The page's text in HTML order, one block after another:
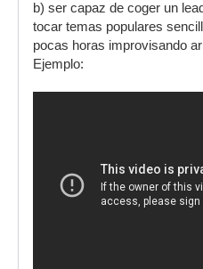
b) ser capaz de coger un
tocar temas populares
pocas horas improvisando
Ejemplo: